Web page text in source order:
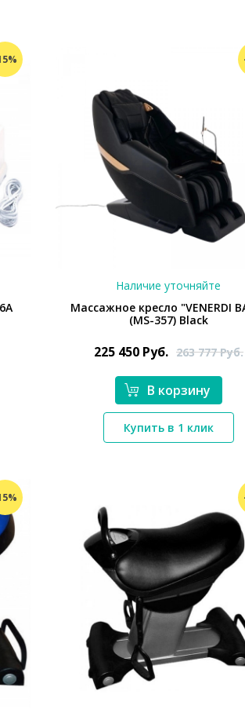
*}
Наличие уточняйте
Массажное кресло "VENERDI
(MS-357) Black
225 450 Руб. 263 777Руб.
В корзину
Купить в 1 клик